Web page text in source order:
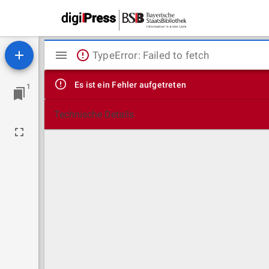
1
Mirador
Viewer
TypeError: Failed to fetch
Es ist ein Fehler aufgetreten
Technische Details